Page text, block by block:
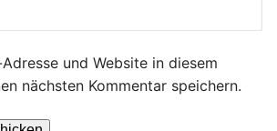
und Website in diesem
nächsten Kommentar speichern.